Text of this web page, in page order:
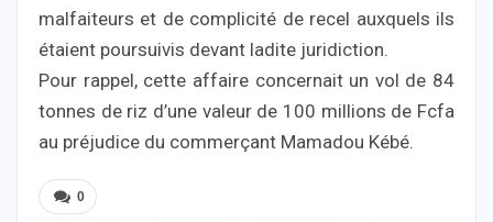
malfaiteurs et de complicité de recel auxquels ils
étaient poursuivis devant ladite juridiction.
Pour rappel, cette affaire concernait un vol de 84
tonnes de riz d’une valeur de 100 millions de Fcfa
au préjudice du commerçant Mamadou Kébé.
0